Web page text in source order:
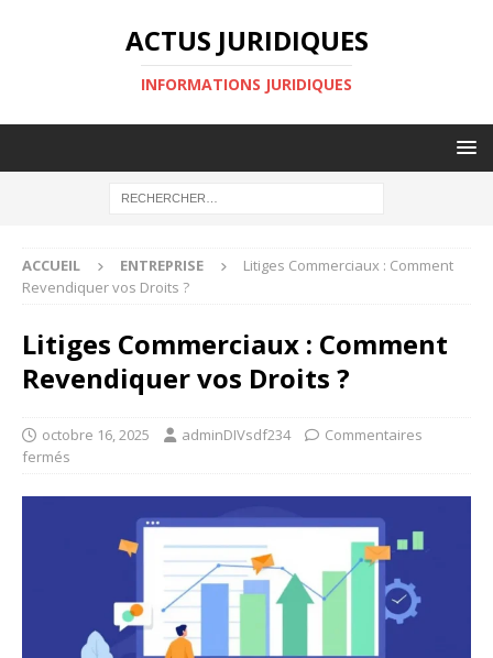
ACTUS JURIDIQUES
INFORMATIONS JURIDIQUES
ACCUEIL ENTREPRISE
Litiges Commerciaux : Comment
Revendiquer vos Droits ?
Litiges Commerciaux : Comment
Revendiquer vos Droits ?
octobre 16, 2025 adminDIVsdf234
Commentaires
fermés